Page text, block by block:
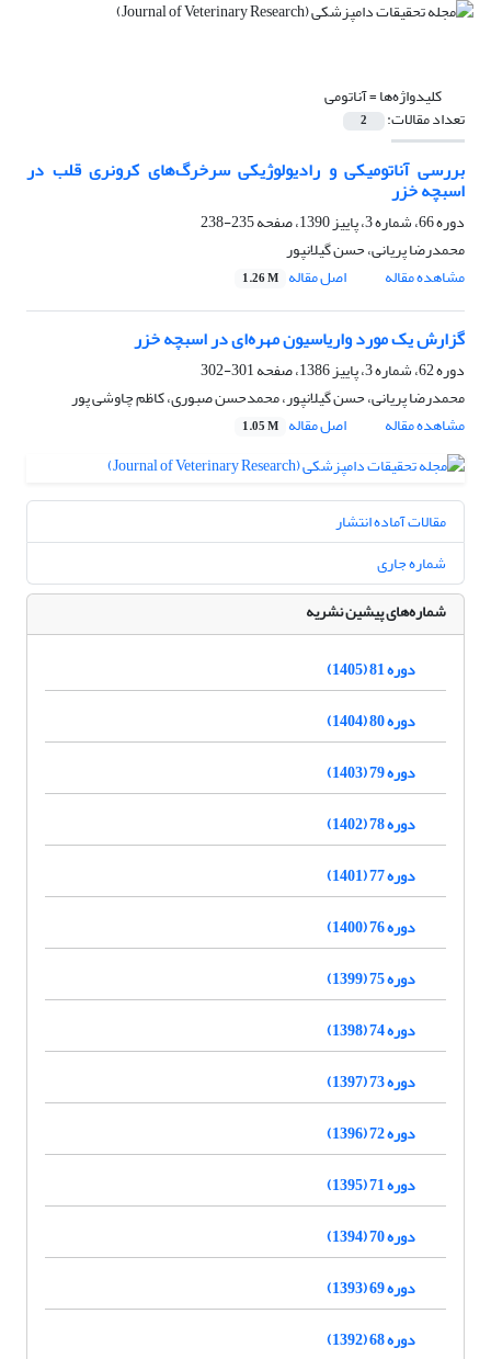
کلیدواژه‌ها =‌آناتومی
تعداد مقالات: 2
بررسی آناتومیکی و رادیولوژیکی سرخرگ‌های کرونری قلب در
اسبچه خزر
دوره 66، شماره 3، پاییز 1390، صفحه
235-238
محمدرضا پریانی، حسن گیلانپور
مشاهده مقاله
اصل مقاله 1.26 M
گزارش یک مورد واریاسیون مهره‌ای در اسبچه خزر
دوره 62، شماره 3، پاییز 1386، صفحه
301-302
محمدرضا پریانی، حسن گیلانپور، محمدحسن صبوری، کاظم چاوشی پور
مشاهده مقاله
اصل مقاله 1.05 M
مقالات آماده انتشار
شماره جاری
شماره‌های پیشین نشریه
دوره 81 (1405)
دوره 80 (1404)
دوره 79 (1403)
دوره 78 (1402)
دوره 77 (1401)
دوره 76 (1400)
دوره 75 (1399)
دوره 74 (1398)
دوره 73 (1397)
دوره 72 (1396)
دوره 71 (1395)
دوره 70 (1394)
دوره 69 (1393)
دوره 68 (1392)